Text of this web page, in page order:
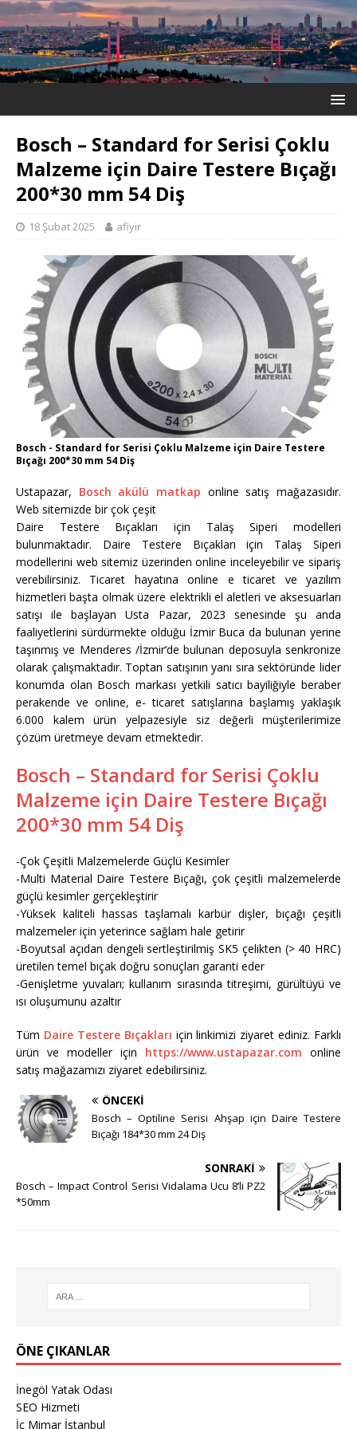
Bosch – Standard for Serisi Çoklu
Malzeme için Daire Testere Bıçağı
200*30 mm 54 Diş
18 Şubat 2025 afiyir
Bosch - Standard for Serisi Çoklu Malzeme için Daire Testere
Bıçağı 200*30 mm 54 Diş
Ustapazar, Bosch akülü matkap online satış mağazasıdır.
Web sitemizde bir çok çeşit
Daire Testere Bıçakları için Talaş Siperi modelleri
bulunmaktadır. Daire Testere Bıçakları için Talaş Siperi
modellerini web sitemiz üzerinden online inceleyebilir ve sipariş
verebilirsiniz. Ticaret hayatına online e ticaret ve yazılım
hizmetleri başta olmak üzere elektrikli el aletleri ve aksesuarları
satışı ile başlayan Usta Pazar, 2023 senesinde şu anda
faaliyetlerini sürdürmekte olduğu İzmir Buca da bulunan yerine
taşınmış ve Menderes /İzmir’de bulunan deposuyla senkronize
olarak çalışmaktadır. Toptan satışının yanı sıra sektöründe lider
konumda olan Bosch markası yetkili satıcı bayiliğiyle beraber
perakende ve online, e- ticaret satışlarına başlamış yaklaşık
6.000 kalem ürün yelpazesiyle siz değerli müşterilerimize
çözüm üretmeye devam etmektedir.
Bosch – Standard for Serisi Çoklu
Malzeme için Daire Testere Bıçağı
200*30 mm 54 Diş
-Çok Çeşitli Malzemelerde Güçlü Kesimler
-Multi Material Daire Testere Bıçağı, çok çeşitli malzemelerde
güçlü kesimler gerçekleştirir
-Yüksek kaliteli hassas taşlamalı karbür dişler, bıçağı çeşitli
malzemeler için yeterince sağlam hale getirir
-Boyutsal açıdan dengeli sertleştirilmiş SK5 çelikten (> 40 HRC)
üretilen temel bıçak doğru sonuçları garanti eder
-Genişletme yuvaları; kullanım sırasında titreşimi, gürültüyü ve
ısı oluşumunu azaltır
Tüm Daire Testere Bıçakları için linkimizi ziyaret ediniz. Farklı
ürün ve modeller için https://www.ustapazar.com online
satış mağazamızı ziyaret edebilirsiniz.
ÖNCEKI
Bosch – Optiline Serisi Ahşap için Daire Testere
Bıçağı 184*30 mm 24 Diş
SONRAKI
Bosch – Impact Control Serisi Vidalama Ucu 8’li PZ2
*50mm
ÖNE ÇIKANLAR
İnegöl Yatak Odası
SEO Hizmeti
İç Mimar İstanbul